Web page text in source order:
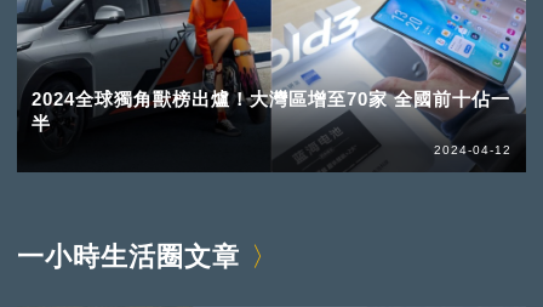
2024全球獨角獸榜出爐！大灣區增至70家 全國前十佔一
半
2024-04-12
一小時生活圈文章